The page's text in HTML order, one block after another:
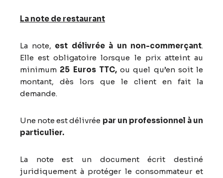
La note de restaurant
La note, est délivrée à un non-commerçant.
Elle est obligatoire lorsque le prix atteint au
minimum 25 Euros TTC, ou quel qu’en soit le
montant, dès lors que le client en fait la
demande.
Une note est délivrée par un professionnel à un
particulier.
La note est un document écrit destiné
juridiquement à protéger le consommateur et